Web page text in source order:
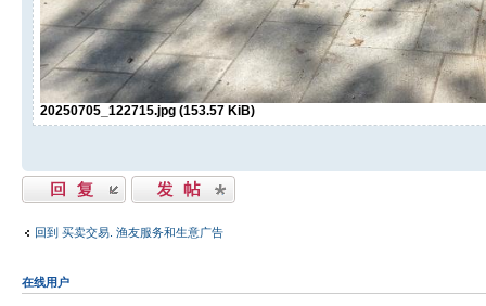
20250705_122715.jpg (153.57 KiB)
发表回复 发表主题
回到 买卖交易. 渔友服务和生意广告
在线用户